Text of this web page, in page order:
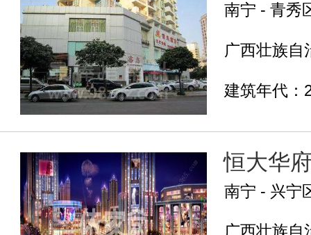
南宁 - 青秀
广西壮族自
建筑年代：
恒大华
南宁 - 兴宁
广西壮族自